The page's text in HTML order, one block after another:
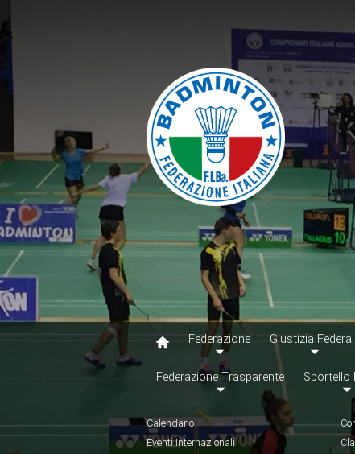
Federazione Giustizia
Federazione Trasparente Sportello
Calendario
Eventi Internazionali